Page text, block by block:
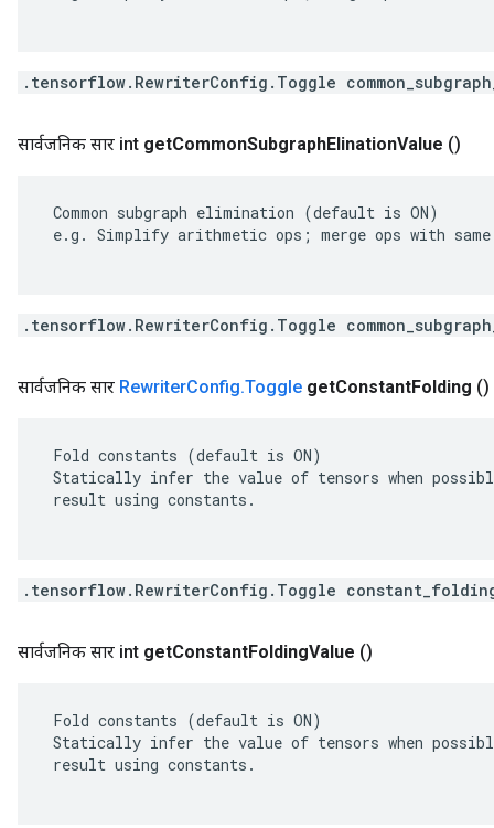
.tensorflow.RewriterConfig.Toggle
सार्वजनिक सार int getCommonSubgraphElinationValue ()
Common subgraph elimination (default is ON)
e.g. Simplify arithmetic ops; merge ops with
.tensorflow.RewriterConfig.Toggle
सार्वजनिक सार RewriterConfig.Toggle getConstantFolding ()
Fold constants (default is ON)
Statically infer the value of tensors when
result using constants.
.tensorflow.RewriterConfig.Toggle
सार्वजनिक सार int getConstantFoldingValue ()
Fold constants (default is ON)
Statically infer the value of tensors when
result using constants.